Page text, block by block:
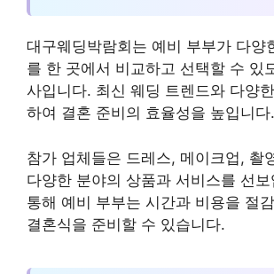
대구웨딩박람회는 예비 부부가 다양
를 한 곳에서 비교하고 선택할 수 있
사입니다. 최신 웨딩 트렌드와 다양
하여 결혼 준비의 효율성을 높입니다.
참가 업체들은 드레스, 메이크업, 촬
다양한 분야의 상품과 서비스를 선
통해 예비 부부는 시간과 비용을 절
결혼식을 준비할 수 있습니다.